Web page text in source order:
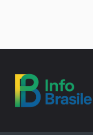
contenuto